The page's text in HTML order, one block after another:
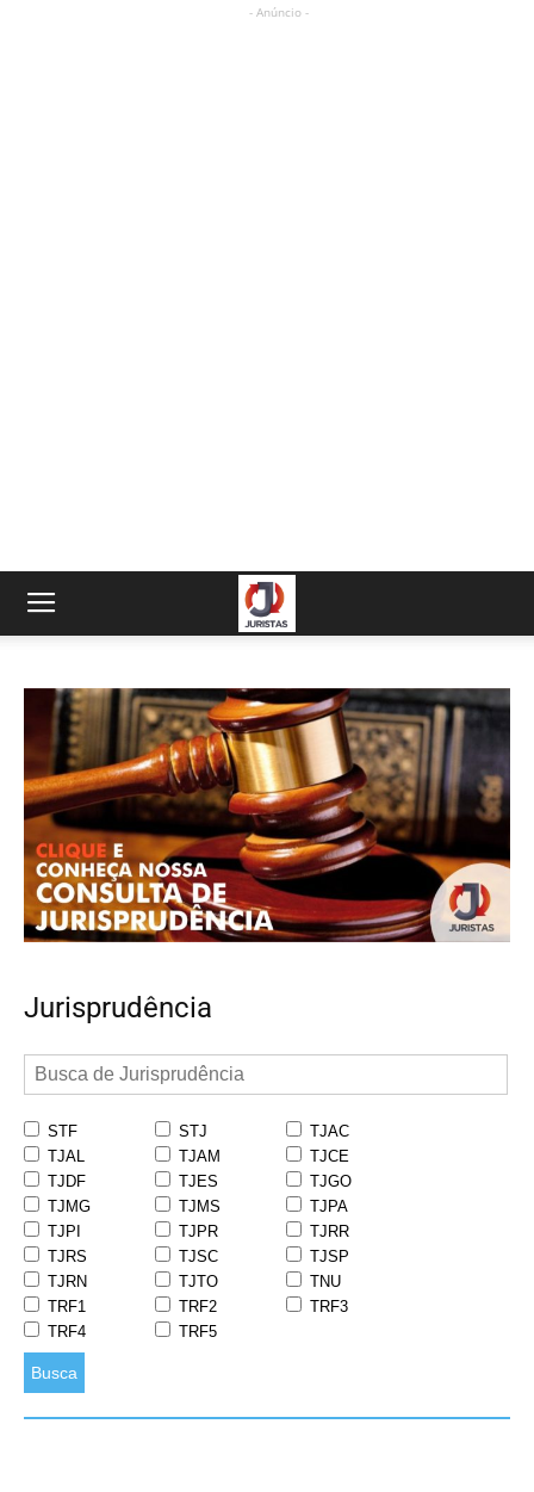
- Anúncio -
Jurisprudência
STF STJ
TJAC
TJAL
TJAM
TJCE
TJDF
TJES
TJGO
TJMG
TJMS
TJPA
TJPI
TJPR
TJRR
TJRS
TJSC
TJSP
TJRN
TJTO
TNU
TRF1
TRF2
TRF3
TRF4
TRF5
Busca